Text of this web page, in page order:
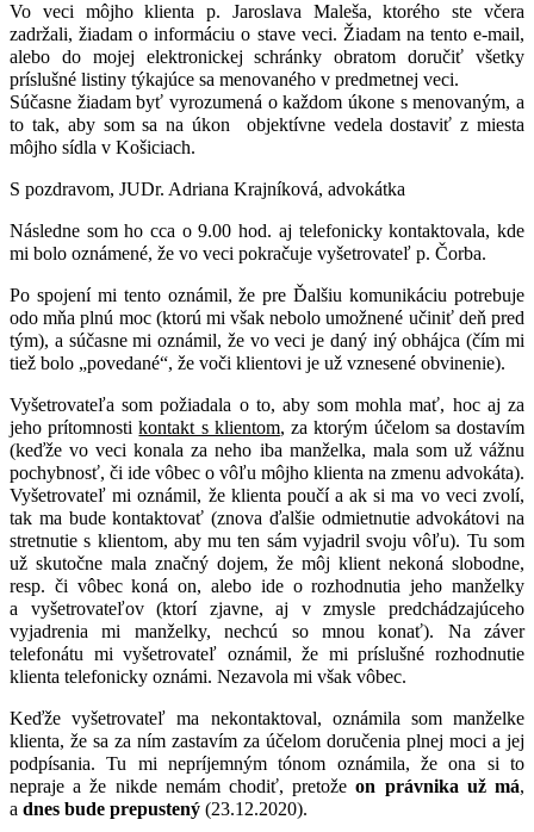
Vo veci môjho klienta p. Jaroslava Maleša, ktorého ste včera
zadržali, žiadam o informáciu o stave veci. Žiadam na tento e-mail,
alebo do mojej elektronickej schránky obratom doručiť všetky
príslušné listiny týkajúce sa menovaného v predmetnej veci.
Súčasne žiadam byť vyrozumená o každom úkone s menovaným, a
to tak, aby som sa na úkon objektívne vedela dostaviť z miesta
môjho sídla v Košiciach.
S pozdravom, JUDr. Adriana Krajníková, advokátka
Následne som ho cca o 9.00 hod. aj telefonicky kontaktovala, kde
mi bolo oznámené, že vo veci pokračuje vyšetrovateľ p. Čorba.
Po spojení mi tento oznámil, že pre Ďalšiu komunikáciu potrebuje
odo mňa plnú moc (ktorú mi však nebolo umožnené učiniť deň pred
tým), a súčasne mi oznámil, že vo veci je daný iný obhájca (čím mi
tiež bolo „povedané“, že voči klientovi je už vznesené obvinenie).
Vyšetrovateľa som požiadala o to, aby som mohla mať, hoc aj za
jeho prítomnostikontakt s klientom, za ktorým účelom sa dostavím
(keďže vo veci konala za neho iba manželka, mala som už vážnu
pochybnosť, či ide vôbec o vôľu môjho klienta na zmenu advokáta).
Vyšetrovateľ mi oznámil, že klienta poučí a ak si ma vo veci zvolí,
tak ma bude kontaktovať (znova ďalšie odmietnutie advokátovi na
stretnutie s klientom, aby mu ten sám vyjadril svoju vôľu). Tu som
už skutočne mala značný dojem, že môj klient nekoná slobodne,
resp. či vôbec koná on, alebo ide o rozhodnutia jeho manželky
a vyšetrovateľov (ktorí zjavne, aj v zmysle predchádzajúceho
vyjadrenia mi manželky, nechcú so mnou konať). Na záver
telefonátu mi vyšetrovateľ oznámil, že mi príslušné rozhodnutie
klienta telefonicky oznámi. Nezavola mi však vôbec.
Keďže vyšetrovateľ ma nekontaktoval, oznámila som manželke
klienta, že sa za ním zastavím za účelom doručenia plnej moci a jej
podpísania. Tu mi nepríjemným tónom oznámila, že ona si to
nepraje a že nikde nemám chodiť, pretožeon právnika už má,
a dnes bude prepustený (23.12.2020).